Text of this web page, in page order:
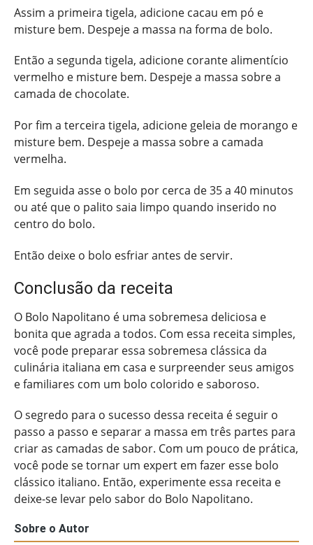
Assim a primeira tigela, adicione cacau em pó e
misture bem. Despeje a massa na forma de bolo.
Então a segunda tigela, adicione corante alimentício
vermelho e misture bem. Despeje a massa sobre a
camada de chocolate.
Por fim a terceira tigela, adicione geleia de morango e
misture bem. Despeje a massa sobre a camada
vermelha.
Em seguida asse o bolo por cerca de 35 a 40 minutos
ou até que o palito saia limpo quando inserido no
centro do bolo.
Então deixe o bolo esfriar antes de servir.
Conclusão da receita
O Bolo Napolitano é uma sobremesa deliciosa e
bonita que agrada a todos. Com essa receita simples,
você pode preparar essa sobremesa clássica da
culinária italiana em casa e surpreender seus amigos
e familiares com um bolo colorido e saboroso.
O segredo para o sucesso dessa receita é seguir o
passo a passo e separar a massa em três partes para
criar as camadas de sabor. Com um pouco de prática,
você pode se tornar um expert em fazer esse bolo
clássico italiano. Então, experimente essa receita e
deixe-se levar pelo sabor do Bolo Napolitano.
Sobre o Autor